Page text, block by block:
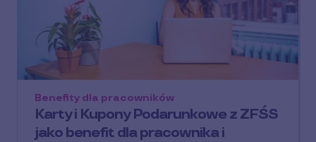
Karty i Kupony Podarunkowe z ZFŚS
jako benefit dla pracownika i
Benefity dla pracowników